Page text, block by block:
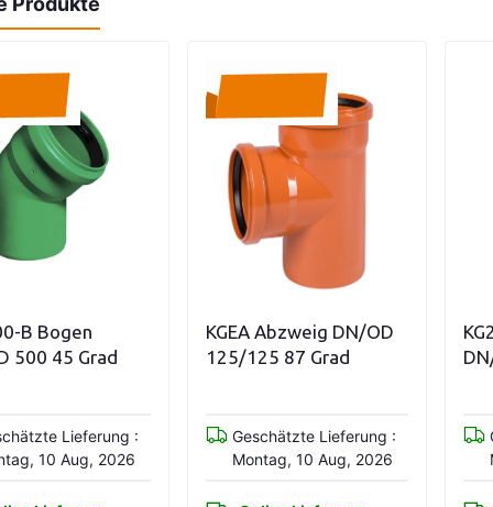
B Bogen
500 45 Grad
Lieferung :
10 Aug, 2026
In den Warenkorb
KGEA Abzweig DN/OD
125/125 87 Grad
Geschätzte Lieferung :
Montag, 10 Aug, 2026